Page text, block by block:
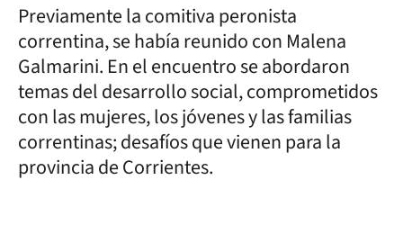
Previamente la comitiva peronista
correntina, se había reunido con Malena
Galmarini. En el encuentro se abordaron
temas del desarrollo social, comprometidos
con las mujeres, los jóvenes y las familias
correntinas; desafíos que vienen para la
provincia de Corrientes.